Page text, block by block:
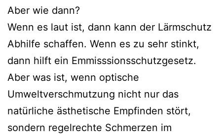
Aber wie dann?
Wenn es laut ist, dann kann der Lärmschutz
Abhilfe schaffen. Wenn es zu sehr stinkt,
dann hilft ein Emmisssionsschutzgesetz.
Aber was ist, wenn optische
Umweltverschmutzung nicht nur das
natürliche ästhetische Empfinden stört,
sondern regelrechte Schmerzen im